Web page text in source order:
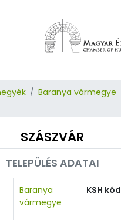
Baranya vármegye
SZÁSZVÁR
TELEPÜLÉS ADATAI
Baranya
vármegye
KSH kód